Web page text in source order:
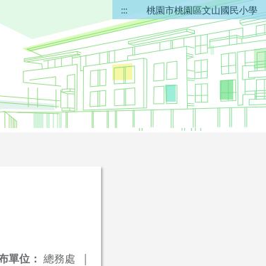
::: 桃園市桃園區文山國民小學
單位： 總務處 |